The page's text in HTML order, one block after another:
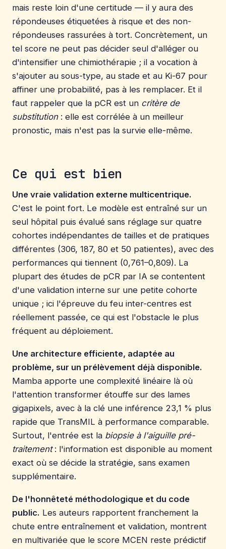
mais reste loin d'une certitude — il y aura des
répondeuses étiquetées à risque et des non-
répondeuses rassurées à tort. Concrètement, un
tel score ne peut pas décider seul d'alléger ou
d'intensifier une chimiothérapie ; il a vocation à
s'ajouter au sous-type, au stade et au Ki-67 pour
affiner une probabilité, pas à les remplacer. Et il
faut rappeler que la pCR est un critère de
substitution: elle est corrélée à un meilleur
pronostic, mais n'est pas la survie elle-même.
Ce qui est bien
Une vraie validation externe multicentrique.
C'est le point fort. Le modèle est entraîné sur un
seul hôpital puis évalué sans réglage sur quatre
cohortes indépendantes de tailles et de pratiques
différentes (306, 187, 80 et 50 patientes), avec des
performances qui tiennent (0,761–0,809). La
plupart des études de pCR par IA se contentent
d'une validation interne sur une petite cohorte
unique ; ici l'épreuve du feu inter-centres est
réellement passée, ce qui est l'obstacle le plus
fréquent au déploiement.
Une architecture efficiente, adaptée au
problème, sur un prélèvement déjà disponible.
Mamba apporte une complexité linéaire là où
l'attention transformer étouffe sur des lames
gigapixels, avec à la clé une inférence 23,1 % plus
rapide que TransMIL à performance comparable.
Surtout, l'entrée est la biopsie à l'aiguille pré-
traitement: l'information est disponible au moment
exact où se décide la stratégie, sans examen
supplémentaire.
De l'honnêteté méthodologique et du code
public. Les auteurs rapportent franchement la
chute entre entraînement et validation, montrent
en multivariée que le score MCEN reste prédictif